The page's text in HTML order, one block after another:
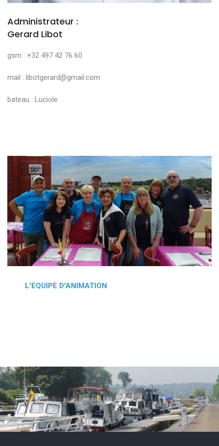
Administrateur :
Gerard Libot
gsm : +32 497 42 76 60
mail : libotgerard@gmail.com
bateau : Luciole
L'EQUIPE D'ANIMATION